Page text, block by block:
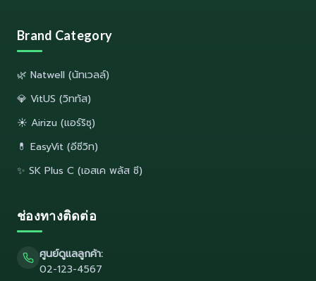
Brand Category
🌿 Natwell (นัทเวลล์)
💎 VitUS (วิททัส)
☀️ Airizu (แอร์ริซุ)
💊 EasyVit (อีซีวิท)
✨ SK Plus C (เอสเค พลัส ซี)
ช่องทางติดต่อ
ศูนย์ดูแลลูกค้า:
02-123-4567